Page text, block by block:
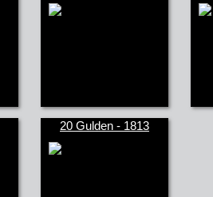
20 Gulden - 1813